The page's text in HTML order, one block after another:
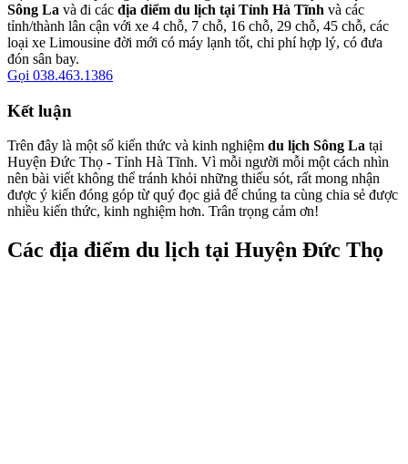
Sông La và đi các địa điểm du lịch tại Tỉnh Hà Tĩnh và các
tỉnh/thành lân cận với xe 4 chỗ, 7 chỗ, 16 chỗ, 29 chỗ, 45 chỗ, các
loại xe Limousine đời mới có máy lạnh tốt, chi phí hợp lý, có đưa
đón sân bay.
Gọi 038.463.1386
Kết luận
Trên đây là một số kiến thức và kinh nghiệm du lịch Sông La tại
Huyện Đức Thọ - Tỉnh Hà Tĩnh. Vì mỗi người mỗi một cách nhìn
nên bài viết không thể tránh khỏi những thiếu sót, rất mong nhận
được ý kiến đóng góp từ quý đọc giả để chúng ta cùng chia sẻ được
nhiều kiến thức, kinh nghiệm hơn. Trân trọng cảm ơn!
Các địa điểm du lịch tại Huyện Đức Thọ